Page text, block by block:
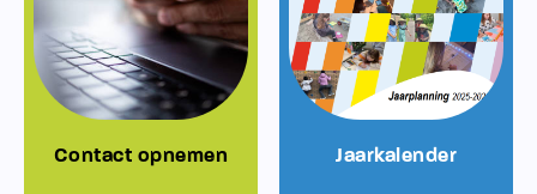
Contact opnemen Jaarkalender